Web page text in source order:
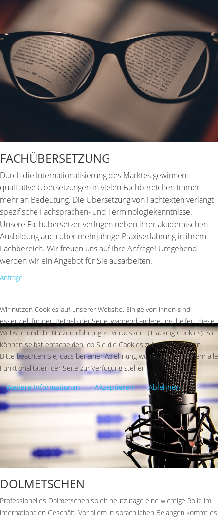
FACHÜBERSETZUNG
Durch die Internationalisierung des Marktes gewinnen
qualitative Übersetzungen in vielen Fachbereichen immer
mehr an Bedeutung. Die Übersetzung von Fachtexten verlangt
spezifische Fachsprachen- und Terminologiekenntnisse.
Unsere Fachübersetzer verfügen neben ihrer akademischen
Ausbildung auch über mehrjährige Praxiserfahrung in ihrem
Fachbereich. Wir freuen uns auf Ihre Anfrage! Umgehend
werden wir ein Angebot für Sie ausarbeiten.
Anfrage
DOLMETSCHEN
Professionelles Dolmetschen spielt heutzutage eine wichtige Rolle im
internationalen Geschäft. Vor allem in sprachlichen Belangen kommt es
Wir nutzen Cookies auf unserer Website. Einige von ihnen sind
essenziell für den Betrieb der Seite, während andere uns helfen, diese
Website und die Nutzererfahrung zu verbessern (Tracking Cookies). Sie
können selbst entscheiden, ob Sie die Cookies zulassen möchten.
Bitte beachten Sie, dass bei einer Ablehnung womöglich nicht mehr alle
Funktionalitäten der Seite zur Verfügung stehen.
Weitere Informationen Akzeptieren Ablehnen